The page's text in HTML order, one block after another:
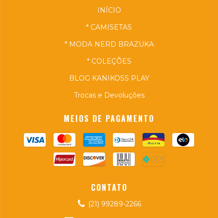
INÍCIO
* CAMISETAS
* MODA NERD BRAZUKA
* COLEÇÕES
BLOG KANIKOSS PLAY
Trocas e Devoluções
MEIOS DE PAGAMENTO
CONTATO
(21) 99289-2266